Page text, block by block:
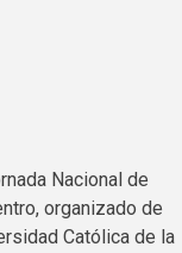
Nacional de
organizado de
Católica de la